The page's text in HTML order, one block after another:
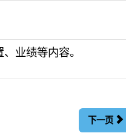
业绩等内容。
下一页